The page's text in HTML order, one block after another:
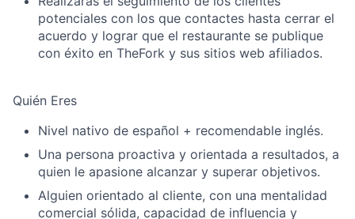
potenciales con los que contactes hasta cerrar el
acuerdo y lograr que el restaurante se publique
con éxito en TheFork y sus sitios web afiliados.
Quién Eres
Nivel nativo de español + recomendable inglés.
Una persona proactiva y orientada a resultados, a
quien le apasione alcanzar y superar objetivos.
Alguien orientado al cliente, con una mentalidad
comercial sólida, capacidad de influencia y